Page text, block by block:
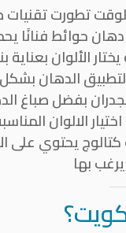
تطورت تقنيات
دهان حوائط فنانًا
الألوان
لتطبيق الدهان
بفضل صباغ
الالوان
يحتوي على
بها